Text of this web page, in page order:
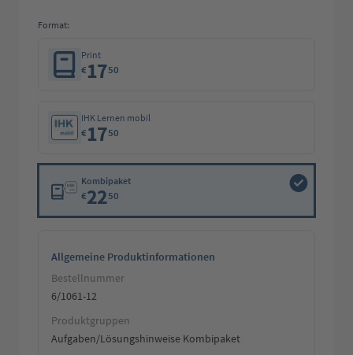
Format:
Print
€1750
IHK Lernen mobil
€1750
Kombipaket
€2250
Allgemeine Produktinformationen
Bestellnummer
6/1061-12
Produktgruppen
Aufgaben/Lösungshinweise Kombipaket